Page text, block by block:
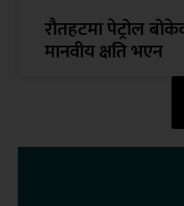
रौतहटमा पेट्रोल
मानवीय क्षति भएन